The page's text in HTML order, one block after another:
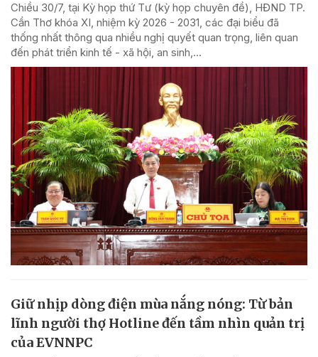
Chiều 30/7, tại Kỳ họp thứ Tư (kỳ họp chuyên đề), HĐND TP.
Cần Thơ khóa XI, nhiệm kỳ 2026 - 2031, các đại biểu đã
thống nhất thông qua nhiều nghị quyết quan trọng, liên quan
đến phát triển kinh tế - xã hội, an sinh,...
Giữ nhịp dòng điện mùa nắng nóng: Từ bản
lĩnh người thợ Hotline đến tầm nhìn quản trị
của EVNNPC